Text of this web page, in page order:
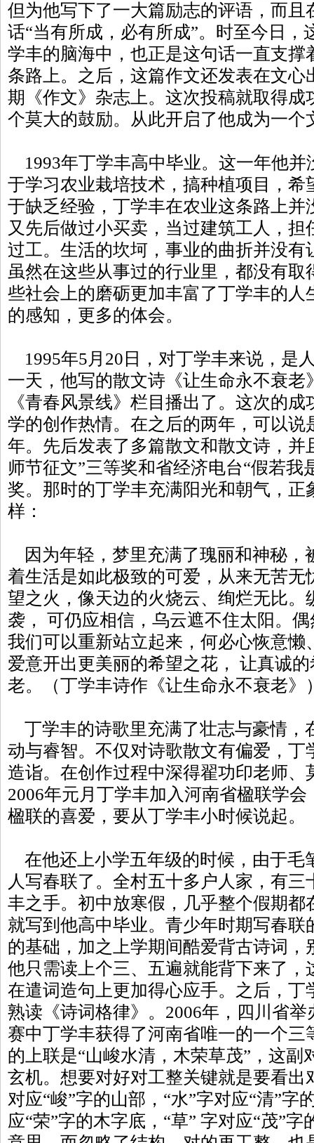
但为他写下了一大篇励志的评语，而且
话“当有所成，必有所成”。时至今日，
学丰的脑海中，也正是这句话一直支撑
条路上。之后，这篇作文还发表在文心
期《作文》杂志上。这次投稿就取得成
个莫大的鼓励。从此开启了他成为一个
1993年丁学丰高中毕业。这一年他并
于学习农业栽培技术，搞种植项目，希
于缺乏经验，丁学丰在农业这条路上并
又先后做过小买卖，当过建筑工人，
过工。生活的坎坷，事业的曲折并没有
虽然在这些从事过的行业里，都没有
些社会上的磨砺更加丰富了丁学丰的人
的感知，更多的体会。
1995年5月20日，对丁学丰来说，是
一天，他写的散文诗《让生命永不衰老
《青春风景线》栏目播出了。这次的
学的创作热情。在之后的两年，可以说
年。先后发表了多篇散文和散文诗，并
师节征文”三等奖和省经济电台“假若我
奖。那时的丁学丰充满阳光和朝气，正
样：
因为年轻，梦里充满了瑰丽和神秘，
着生活是如此极致的可爱，从来无苦无
望之火，像天边的火烧云、绚烂无比。
袭， 可仍应相信，乌云遮不住太阳。
我们可以重新站立起来，何必心恢意懒
爱意开出更美丽的希望之花， 让真诚
老。（丁学丰诗作《让生命永不衰老》
丁学丰的诗歌里充满了壮志与豪情，
动与睿智。不仅对诗歌散文有偏爱，丁
造诣。在创作过程中深得翟功印老师、
2006年元月丁学丰加入河南省楹联学
楹联的喜爱，要从丁学丰小时候说起。
在他还上小学五年级的时候，由于毛
人写春联了。全村五十多户人家，有
丰之手。初中放寒假，几乎整个假期都
就写到他高中毕业。青少年时期写春联
的基础，加之上学期间酷爱背古诗词，
他只需读上个三、五遍就能背下来了，
在遣词造句上更加得心应手。之后，丁
熟读《诗词格律》。2006年，四川省
赛中丁学丰获得了河南省唯一的一个三
的上联是“山峻水清，木荣草茂”，这副
玄机。想要对好对工整关键就是要看出
对应“峻”字的山部，“水”字对应“清”字
应“荣”字的木字底，“草” 字对应“茂”